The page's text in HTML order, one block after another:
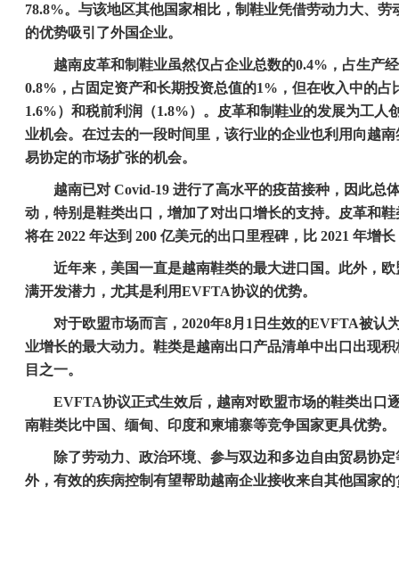
78.8%。与该地区其他国家相比，制鞋业凭借劳动力大、劳
的优势吸引了外国企业。
越南皮革和制鞋业虽然仅占企业总数的0.4% ，占生产
0.8% ，占固定资产和长期投资总值的1% ，但在收入中的占
1.6%）和税前利润（1.8%）。皮革和制鞋业的发展为工人
业机会。在过去的一段时间里，该行业的企业也利用向越
易协定的市场扩张的机会。
越南已对 Covid-19 进行了高水平的疫苗接种，因此总
动，特别是鞋类出口，增加了对出口增长的支持。皮革和
将在 2022 年达到 200 亿美元的出口里程碑，比 2021 年增长
近年来，美国一直是越南鞋类的最大进口国。此外，
满开发潜力，尤其是利用EVFTA协议的优势。
对于欧盟市场而言， 2020年8月 1 日生效的EVFTA被认
业增长的最大动力。鞋类是越南出口产品清单中出口出现
目之一。
EVFTA协议正式生效后，越南对欧盟市场的鞋类出口
南鞋类比中国、缅甸、印度和柬埔寨等竞争国家更具优势。
除了劳动力、政治环境、参与双边和多边自由贸易协
外，有效的疾病控制有望帮助越南企业接收来自其他国家的